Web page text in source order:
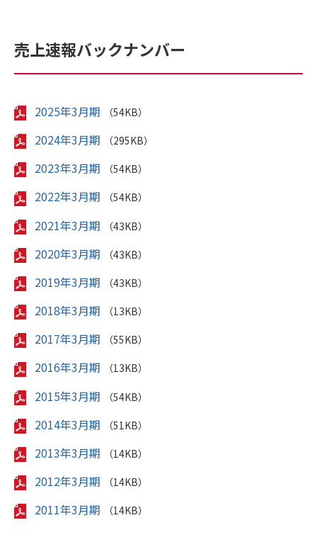
売上速報バックナンバー
2025年3月期 （54KB）
2024年3月期 （295KB）
2023年3月期 （54KB）
2022年3月期 （54KB）
2021年3月期 （43KB）
2020年3月期 （43KB）
2019年3月期 （43KB）
2018年3月期 （13KB）
2017年3月期 （55KB）
2016年3月期 （13KB）
2015年3月期 （54KB）
2014年3月期 （51KB）
2013年3月期 （14KB）
2012年3月期 （14KB）
2011年3月期 （14KB）